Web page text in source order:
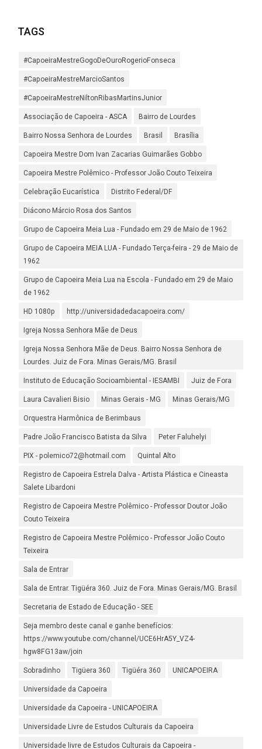
TAGS
#CapoeiraMestreGogoDeOuroRogerioFonseca
#CapoeiraMestreMarcioSantos
#CapoeiraMestreNiltonRibasMartinsJunior
Associação de Capoeira - ASCA Bairro de Lourdes
Bairro Nossa Senhora de Lourdes Brasil Brasília
Capoeira Mestre Dom Ivan Zacarias Guimarães Gobbo
Capoeira Mestre Polêmico - Professor João Couto Teixeira
Celebração Eucarística Distrito Federal/DF
Diácono Márcio Rosa dos Santos
Grupo de Capoeira Meia Lua - Fundado em 29 de Maio de 1962
Grupo de Capoeira MEIA LUA - Fundado Terça-feira - 29 de Maio de
1962
Grupo de Capoeira Meia Lua na Escola - Fundado em 29 de Maio
de 1962
HD 1080p http://universidadedacapoeira.com/
Igreja Nossa Senhora Mãe de Deus
Igreja Nossa Senhora Mãe de Deus. Bairro Nossa Senhora de
Lourdes. Juiz de Fora. Minas Gerais/MG. Brasil
Instituto de Educação Socioambiental - IESAMBI Juiz de Fora
Laura Cavalieri Bisio Minas Gerais - MG Minas Gerais/MG
Orquestra Harmônica de Berimbaus
Padre João Francisco Batista da Silva Peter Faluhelyi
PIX - polemico72@hotmail.com Quintal Alto
Registro de Capoeira Estrela Dalva - Artista Plástica e Cineasta
Salete Libardoni
Registro de Capoeira Mestre Polêmico - Professor Doutor João
Couto Teixeira
Registro de Capoeira Mestre Polêmico - Professor João Couto
Teixeira
Sala de Entrar
Sala de Entrar. Tigüéra 360. Juiz de Fora. Minas Gerais/MG. Brasil
Secretaria de Estado de Educação - SEE
Seja membro deste canal e ganhe benefícios:
https://www.youtube.com/channel/UCE6HrA5Y_VZ4-
hgw8FG13aw/join
Sobradinho Tigüera 360 Tigüéra 360 UNICAPOEIRA
Universidade da Capoeira
Universidade da Capoeira - UNICAPOEIRA
Universidade Livre de Estudos Culturais da Capoeira
Universidade livre de Estudos Culturais da Capoeira -